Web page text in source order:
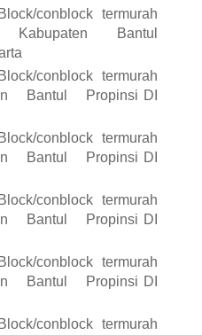
conblock termurah
Kabupaten
Bantul
conblock termurah
Bantul
Propinsi DI
conblock termurah
Bantul
Propinsi DI
conblock termurah
Bantul
Propinsi DI
conblock termurah
Bantul
Propinsi DI
conblock termurah